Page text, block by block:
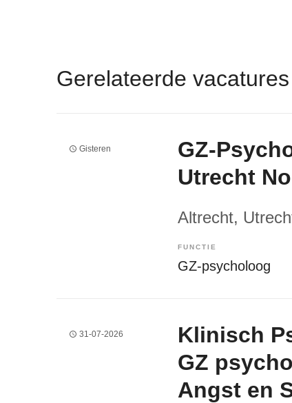
Gerelateerde vacatures
Gisteren
GZ-
Utrecht
Altrecht,
FUNCTIE
GZ-psycholoog
31-07-2026
Klinisch
GZ
Angst en